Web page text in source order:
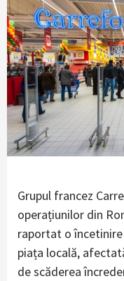
Grupul francez
operațiunilor din
raportat o
piața locală,
de scăderea